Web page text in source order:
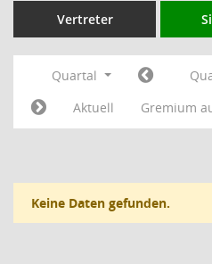
Vertreter
Quartal
Aktuell
Gremium
Keine Daten gefunden.